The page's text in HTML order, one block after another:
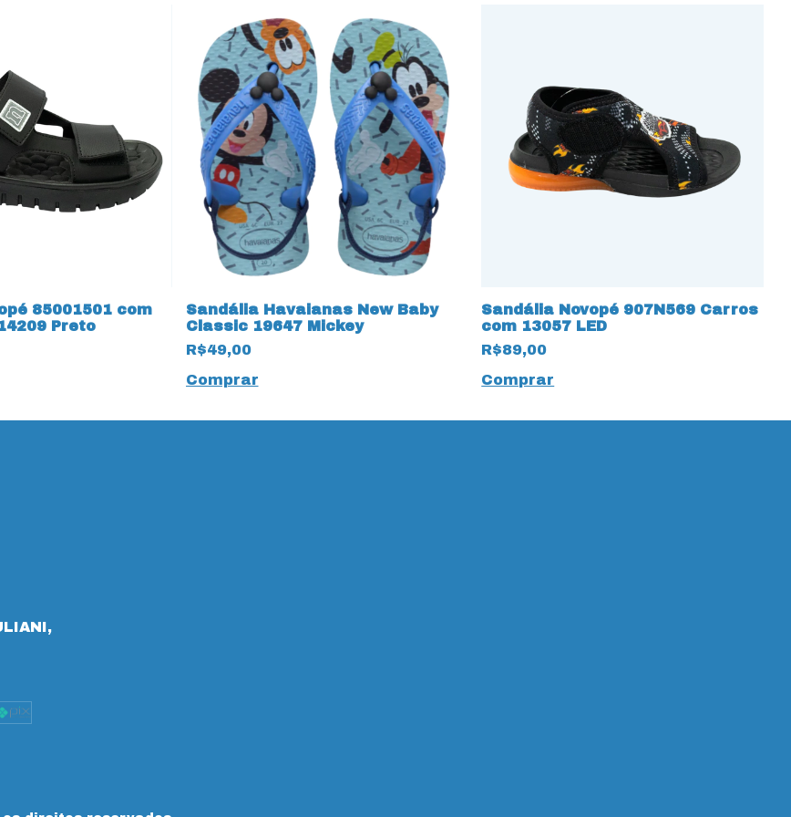
85001501 com
Preto
Sandália Havaianas New Baby
Classic 19647 Mickey
R$49,00
Comprar
Sandália Novopé 907N569 Carros
com 13057 LED
R$89,00
Comprar